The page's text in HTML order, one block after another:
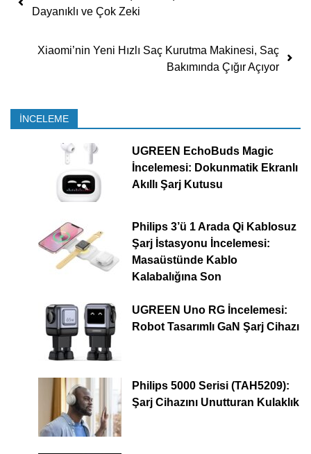
Dayanıklı ve Çok Zeki
Xiaomi’nin Yeni Hızlı Saç Kurutma Makinesi, Saç
Bakımında Çığır Açıyor
İNCELEME
UGREEN EchoBuds Magic
İncelemesi: Dokunmatik Ekranlı
Akıllı Şarj Kutusu
Philips 3’ü 1 Arada Qi Kablosuz
Şarj İstasyonu İncelemesi:
Masaüstünde Kablo
Kalabalığına Son
UGREEN Uno RG İncelemesi:
Robot Tasarımlı GaN Şarj Cihazı
Philips 5000 Serisi (TAH5209):
Şarj Cihazını Unutturan Kulaklık